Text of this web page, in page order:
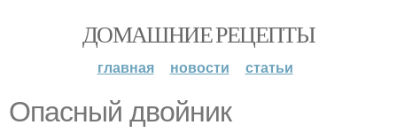
ДОМАШНИЕ РЕЦЕПТЫ
главная новости статьи
Опасный двойник